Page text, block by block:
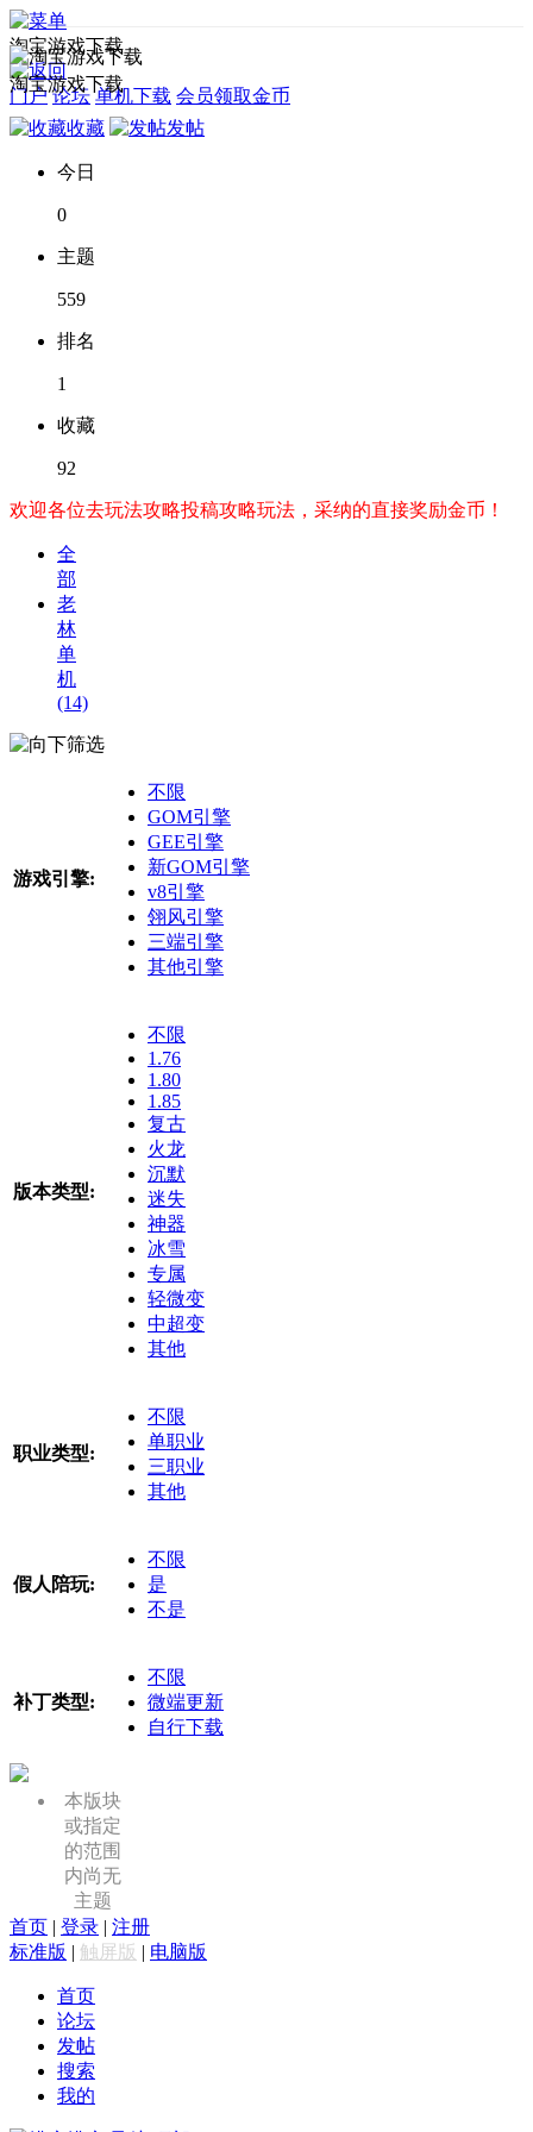
淘宝游戏下载
门户 论坛 单机下载 会员领取金币
淘宝游戏下载
收藏 发帖
今日
0
主题
559
排名
1
收藏
92
欢迎各位去玩法攻略投稿攻略玩法，采纳的直接奖励金币！
全
部
老
林
单
机
(14)
筛选
游戏引擎:
不限
GOM引擎
GEE引擎
新GOM引擎
v8引擎
翎风引擎
三端引擎
其他引擎
版本类型:
不限
1.76
1.80
1.85
复古
火龙
沉默
迷失
神器
冰雪
专属
轻微变
中超变
其他
职业类型:
不限
单职业
三职业
其他
假人陪玩:
不限
是
不是
补丁类型:
不限
微端更新
自行下载
本版块
或指定
的范围
内尚无
主题
首页 | 登录 | 注册
标准版 | 触屏版 | 电脑版
首页
论坛
发帖
搜索
我的